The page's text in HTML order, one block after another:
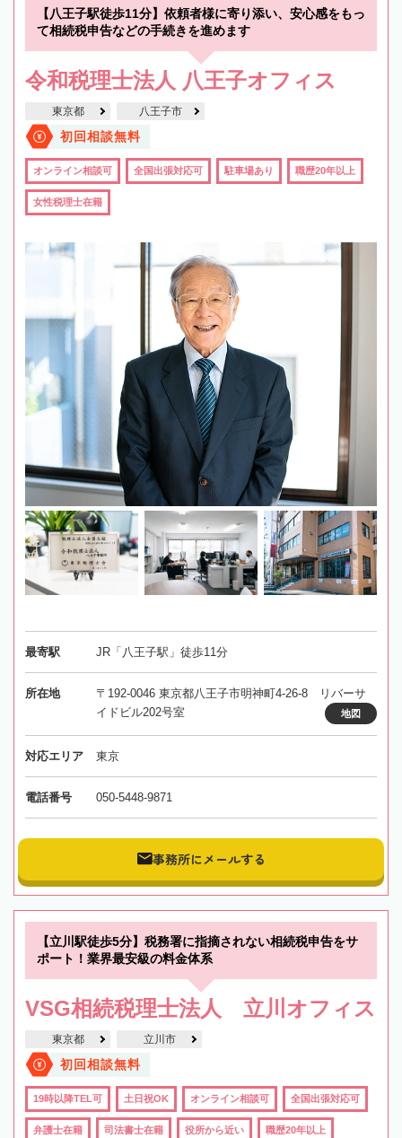
【八王子駅徒歩11分】依頼者様に寄り添い、安心感をもっ
て相続税申告などの手続きを進めます
令和税理士法人 八王子オフィス
東京都 八王子市
初回相談無料
オンライン相談可 全国出張対応可 駐車場あり 職歴20年以上
女性税理士在籍
最寄駅 JR「八王子駅」徒歩11分
所在地
〒192-0046 東京都八王子市明神町4-26-8 リバーサ
イドビル202号室
地図
対応エリア 東京
電話番号 050-5448-9871
事務所にメールする
【立川駅徒歩5分】税務署に指摘されない相続税申告をサ
ポート！業界最安級の料金体系
VSG相続税理士法人 立川オフィス
東京都 立川市
初回相談無料
19時以降TEL可 土日祝OK オンライン相談可 全国出張対応可
弁護士在籍 司法書士在籍 役所から近い 職歴20年以上